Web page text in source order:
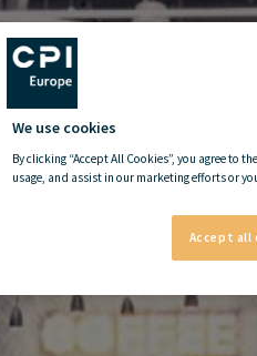
We use cookies
By clicking “Accept All Cookies”, you agree to
usage, and assist in our marketing efforts or
Accept all